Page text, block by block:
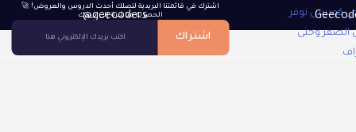
جي كودرس نوفر
الصفر وحتى
@geecoders
🚀 !اشترك في قائمتنا البريدية لتصلك أحدث الدروس والعروض
الحصرية مباشرة إلى بريدك
اشتراك